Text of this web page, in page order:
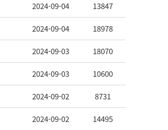
2024-09-04 13847
2024-09-04 18978
2024-09-03 18070
2024-09-03 10600
2024-09-02 8731
2024-09-02 14495